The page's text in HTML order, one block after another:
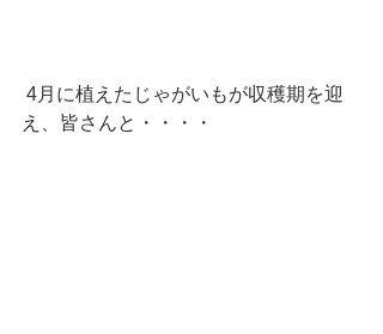
え、皆さんと・・・・